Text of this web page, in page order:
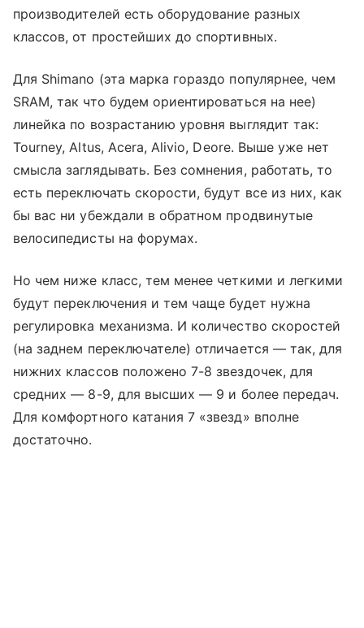
производителей есть оборудование разных
классов, от простейших до спортивных.
Для Shimano (эта марка гораздо популярнее, чем
SRAM, так что будем ориентироваться на нее)
линейка по возрастанию уровня выглядит так:
Tourney, Altus, Acera, Alivio, Deore. Выше уже нет
смысла заглядывать. Без сомнения, работать, то
есть переключать скорости, будут все из них, как
бы вас ни убеждали в обратном продвинутые
велосипедисты на форумах.
Но чем ниже класс, тем менее четкими и легкими
будут переключения и тем чаще будет нужна
регулировка механизма. И количество скоростей
(на заднем переключателе) отличается — так, для
нижних классов положено 7-8 звездочек, для
средних — 8-9, для высших — 9 и более передач.
Для комфортного катания 7 «звезд» вполне
достаточно.